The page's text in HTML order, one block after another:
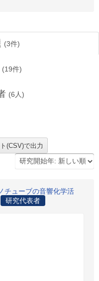
(3件)
(19件)
(6 人)
チューブの音響化学活
研究代表者